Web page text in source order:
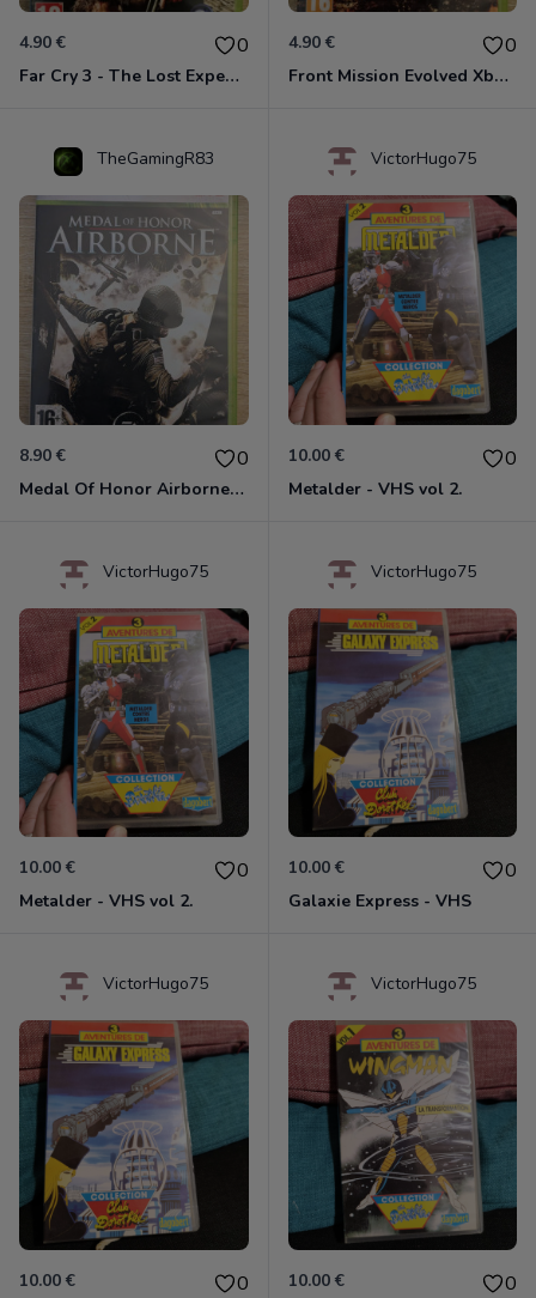
4.90 € 0
Far Cry 3 - The Lost Expeditions - Edition Spéciale Xbox 360
4.90 € 0
Front Mission Evolved Xbox 360
TheGamingR83
8.90 € 0
Medal Of Honor Airborne Xbox 360
VictorHugo75
10.00 € 0
Metalder - VHS vol 2.
VictorHugo75
10.00 € 0
Metalder - VHS vol 2.
VictorHugo75
10.00 € 0
Galaxie Express - VHS
VictorHugo75
10.00 € 0
VictorHugo75
10.00 € 0